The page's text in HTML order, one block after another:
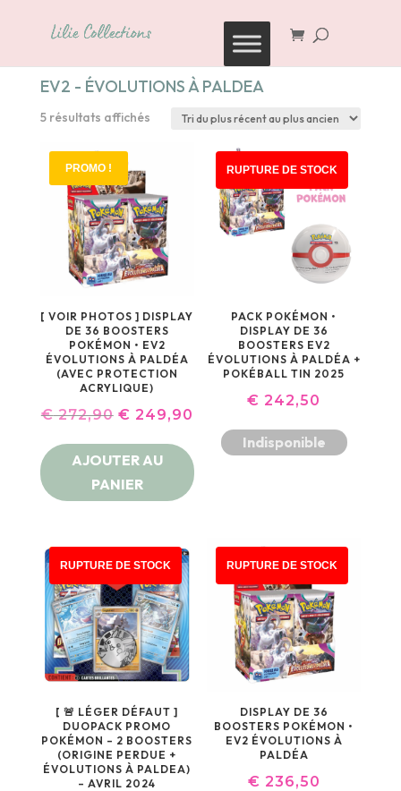
EV2 - ÉVOLUTIONS À PALDEA
5 résultats affichésTrié
au
plus
ancien
PROMO !
[ VOIR PHOTOS ] DISPLAY
DE 36 BOOSTERS
POKÉMON • EV2
ÉVOLUTIONS À PALDÉA
(AVEC PROTECTION
ACRYLIQUE)
€272,90 LE
PRIX
INITIAL
ÉTAIT :
€ 249,90
PRIX
ACTUEL
AJOUTER AU
PANIER
RUPTURE DE STOCK
PACK POKÉMON •
DISPLAY DE 36
BOOSTERS EV2
ÉVOLUTIONS À PALDÉA +
POKÉBALL TIN 2025
€ 242,50
Indisponible
PROMO !
RUPTURE DE STOCK
[ 🚨 LÉGER DÉFAUT ]
DUOPACK PROMO
POKÉMON – 2 BOOSTERS
(ORIGINE PERDUE +
ÉVOLUTIONS À PALDEA)
– AVRIL 2024
RUPTURE DE STOCK
DISPLAY DE 36
BOOSTERS POKÉMON •
EV2 ÉVOLUTIONS À
PALDÉA
€ 236,50